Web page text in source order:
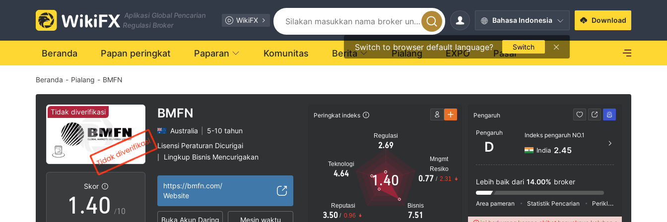
Aplikasi Global Pencarian
Regulasi Broker
WikiFX Bahasa Indonesia
Switch to browser default language? Switch
Download
Beranda Papan peringkat Paparan Komunitas Berita Pialang EXPO Pasar
Beranda - Pialang - BMFN
Tidak diverifikasi
Skor
0
1 .
0
1
2
3
40 /10
BMFN
Australia
5-10 tahun
Lisensi Peraturan Dicurigai
Lingkup Bisnis Mencurigakan
https://bmfn.com/
Website
Buka Akun Daring Mesin waktu
Peringkat indeks
Regulasi
2.69
Teknologi
4.64
Reputasi
3.50 / 0.96
Bisnis
7.51
Mngmt
Resiko
0.77 / 2.31
1.40
Pengaruh
Pengaruh
D
Indeks pengaruh NO.1
India 2.45
Lebih baik dari 14.00% broker
Area pameran Statistik Pencarian Periklanan